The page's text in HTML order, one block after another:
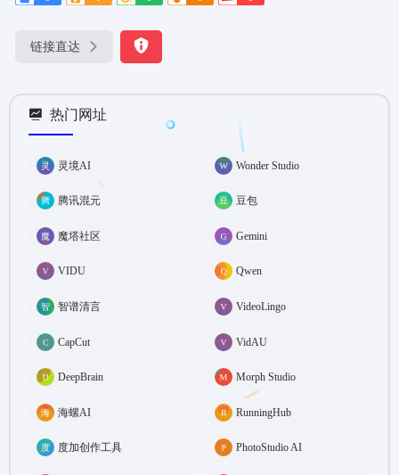
链接直达
热门网址
灵境AI Wonder Studio
腾讯混元 豆包
魔塔社区 Gemini
VIDU Qwen
智谱清言 VideoLingo
CapCut VidAU
DeepBrain Morph Studio
海螺AI RunningHub
度加创作工具 PhotoStudio AI